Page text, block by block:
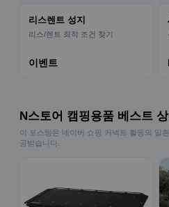
리스렌트 성지
리스/렌트 최적 조건 찾기
이벤트
N스토어 캠핑용품 베스트
이 포스팅은 네이버 쇼핑 커넥트 활동의 일
공받습니다.